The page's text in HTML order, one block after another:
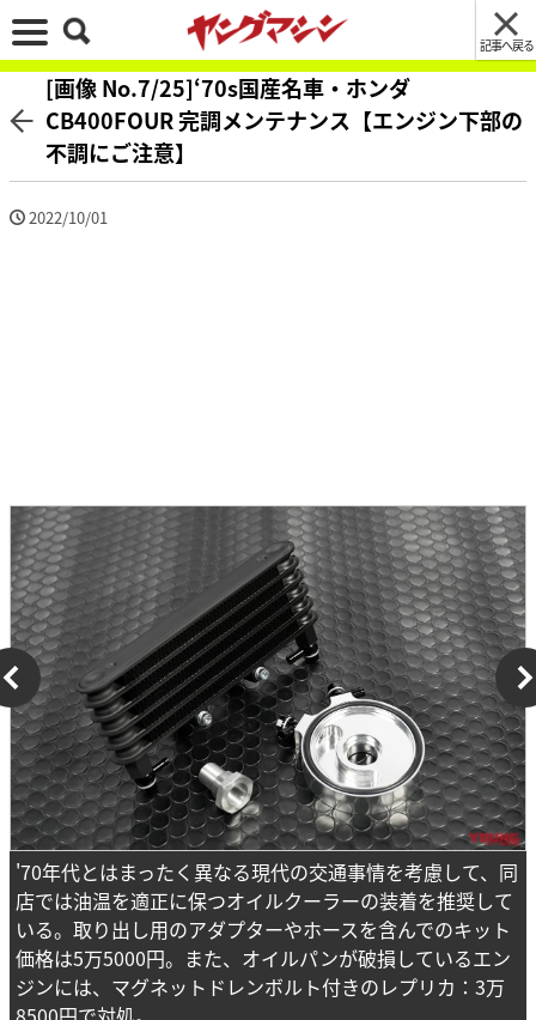
記事へ戻る
[画像 No.7/25]‘70s国産名車・ホンダ
CB400FOUR 完調メンテナンス【エンジン下部の
不調にご注意】
2022/10/01
'70年代とはまったく異なる現代の交通事情を考慮して、同
店では油温を適正に保つオイルクーラーの装着を推奨して
いる。取り出し用のアダプターやホースを含んでのキット
価格は5万5000円。また、オイルパンが破損しているエン
ジンには、マグネットドレンボルト付きのレプリカ：3万